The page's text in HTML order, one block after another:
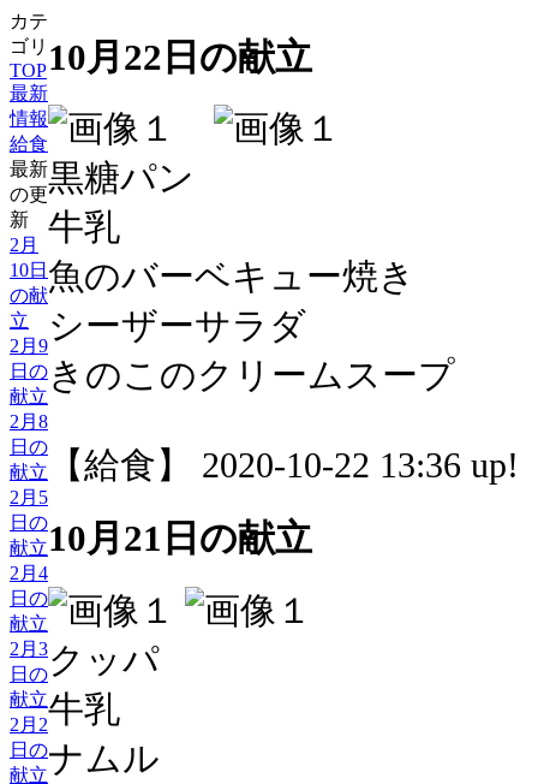
カテ
ゴリ
TOP
最新
情報
給食
最新
の更
新
2月
10日
の献
立
2月9
日の
献立
2月8
日の
献立
2月5
日の
献立
2月4
日の
献立
2月3
日の
献立
2月2
日の
献立
10月22日の献立
黒糖パン
牛乳
魚のバーベキュー焼き
シーザーサラダ
きのこのクリームスープ
【給食】 2020-10-22 13:36 up!
10月21日の献立
クッパ
牛乳
ナムル